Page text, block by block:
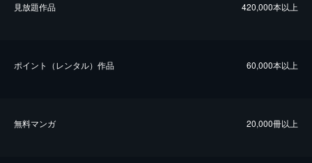
⾒放題作品 420,000本以上
ポイント（レンタル）作品 60,000本以上
無料マンガ 20,000冊以上